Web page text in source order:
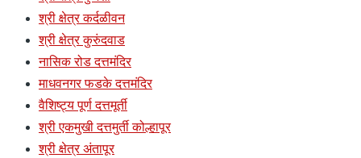
श्री क्षेत्र कर्दळीवन
श्री क्षेत्र कुरुंदवाड
नासिक रोड दत्तमंदिर
माधवनगर फडके दत्तमंदिर
वैशिष्ट्य पूर्ण दत्तमूर्ती
श्री एकमुखी दत्तमुर्ती कोल्हापूर
श्री क्षेत्र अंतापूर